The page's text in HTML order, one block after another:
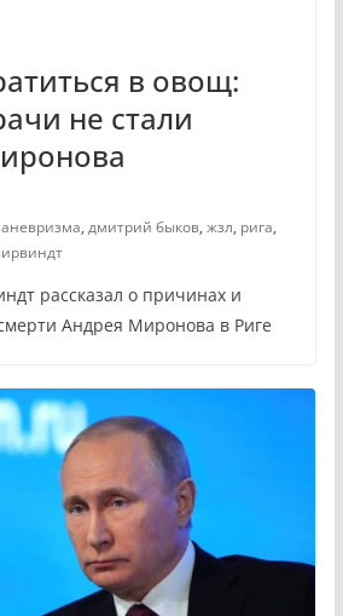
в овощ:
не стали
аневризма, дмитрий быков, жзл, рига,
рассказал о причинах и
Андрея Миронова в Риге